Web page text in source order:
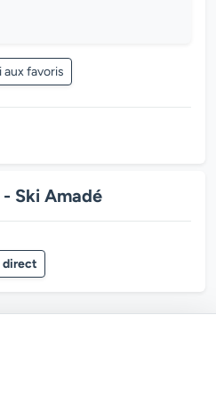
favoris
Ski Amadé
direct